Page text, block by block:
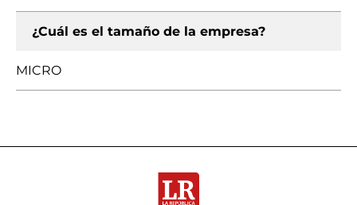
¿Cuál es el tamaño de la empresa?
MICRO